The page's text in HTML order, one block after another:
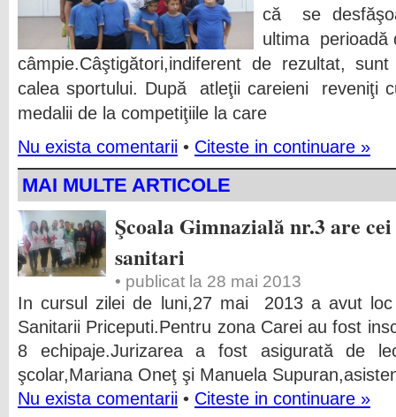
că se
ultima perioadă
câmpie.Câştigători,indiferent de rezultat,
calea sportului. După atleţii careieni reveniţi
medalii de la competiţiile la care
Nu exista comentarii • Citeste in continuare »
MAI MULTE ARTICOLE
Şcoala Gimnazială nr.3 are
sanitari
• publicat la 28 mai 2013
In cursul zilei de luni,27 mai 2013 a avut loc
Sanitarii Priceputi.Pentru zona Carei au fost
8 echipaje.Jurizarea a fost asigurată de
şcolar,Mariana Oneţ şi Manuela
Nu exista comentarii • Citeste in continuare »